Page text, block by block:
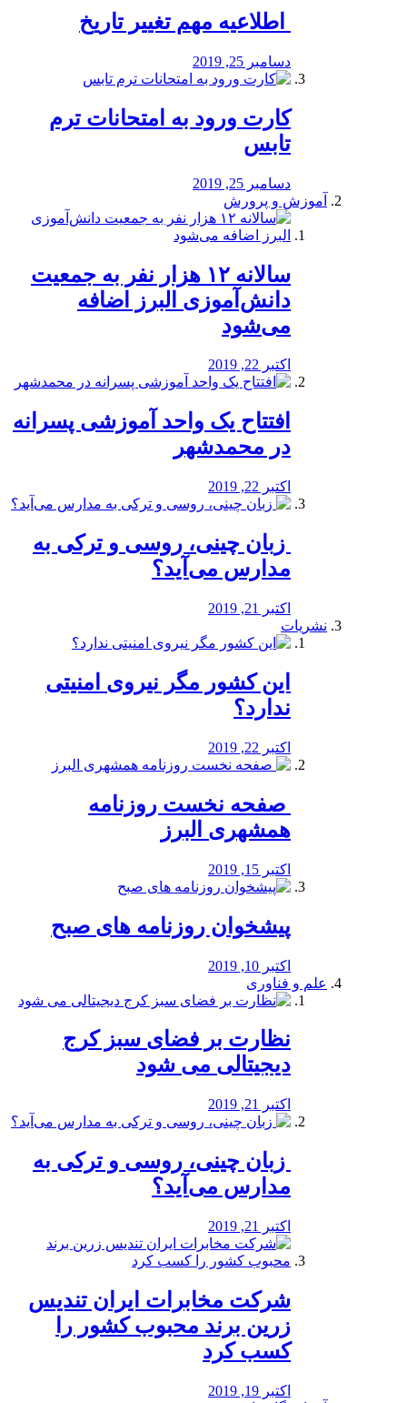
️ اطلاعیه مهم تغییر تاریخ
دسامبر 25, 2019
کارت ورود به امتحانات ترم
تابس
دسامبر 25, 2019
آموزش و پرورش
️سالانه ۱۲ هزار نفر به جمعیت
دانش‌آموزی البرز اضافه
می‌شود
اکتبر 22, 2019
افتتاح یک واحد آموزشی پسرانه
در محمدشهر
اکتبر 22, 2019
️ زبان چینی، روسی و ترکی به
مدارس می‌آید؟
اکتبر 21, 2019
نشریات
این کشور مگر نیروی امنیتی
ندارد؟
اکتبر 22, 2019
️ صفحه نخست روزنامه‌
همشهری البرز
اکتبر 15, 2019
پیشخوان روزنامه های صبح
اکتبر 10, 2019
علم و فناوری
نظارت بر فضای سبز کرج
دیجیتالی می شود
اکتبر 21, 2019
️ زبان چینی، روسی و ترکی به
مدارس می‌آید؟
اکتبر 21, 2019
شرکت مخابرات ایران تندیس
زرین برند محبوب کشور را
کسب کرد
اکتبر 19, 2019